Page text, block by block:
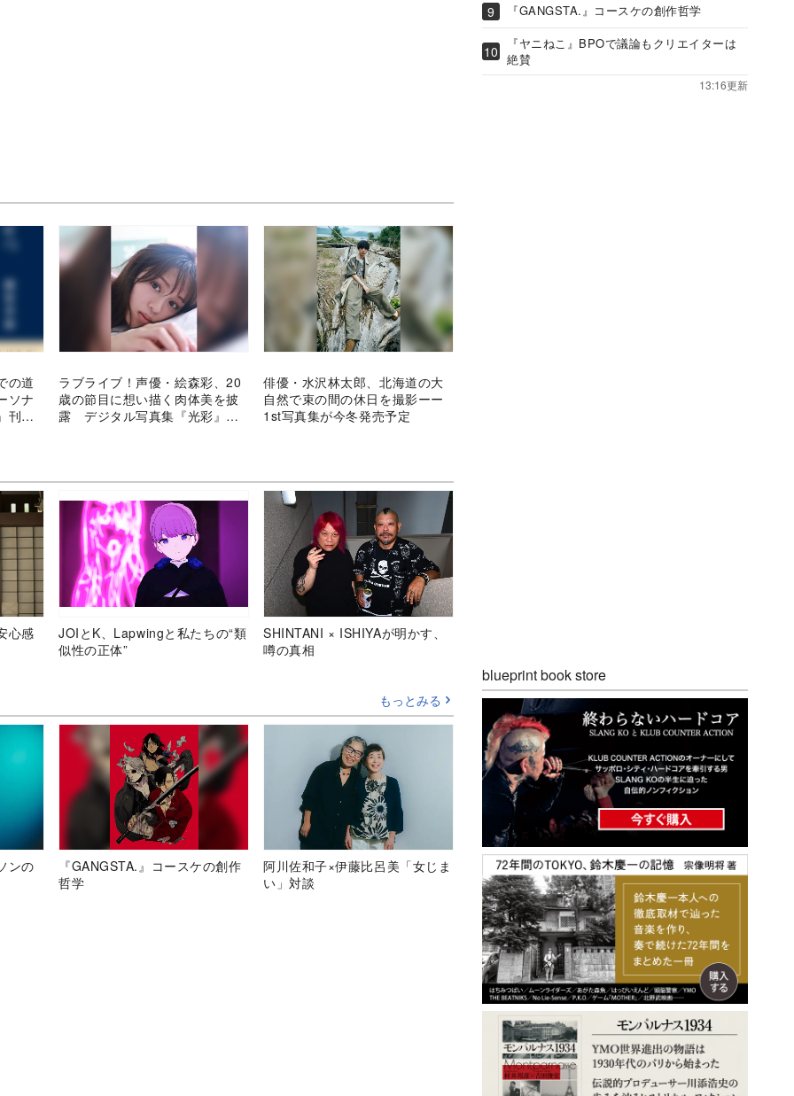
の道
ソナ
刊行
ラブライブ！声優・絵森彩、20
歳の節目に想い描く肉体美を披
露 デジタル写真集『光彩』発
俳優・水沢林太郎、北海道の大
自然で束の間の休日を撮影ーー
1st写真集が今冬発売予定
心感
JOIとK、Lapwingと私たちの“類
似性の正体”
SHINTANI × ISHIYAが明かす、
噂の真相
もっとみる
ンの
『GANGSTA.』コースケの創作
哲学
阿川佐和子×伊藤比呂美「女じま
い」対談
『GANGSTA.』コースケの創作哲学
『ヤニねこ』BPOで議論もクリエイターは
絶賛
13:16更新
blueprint book store